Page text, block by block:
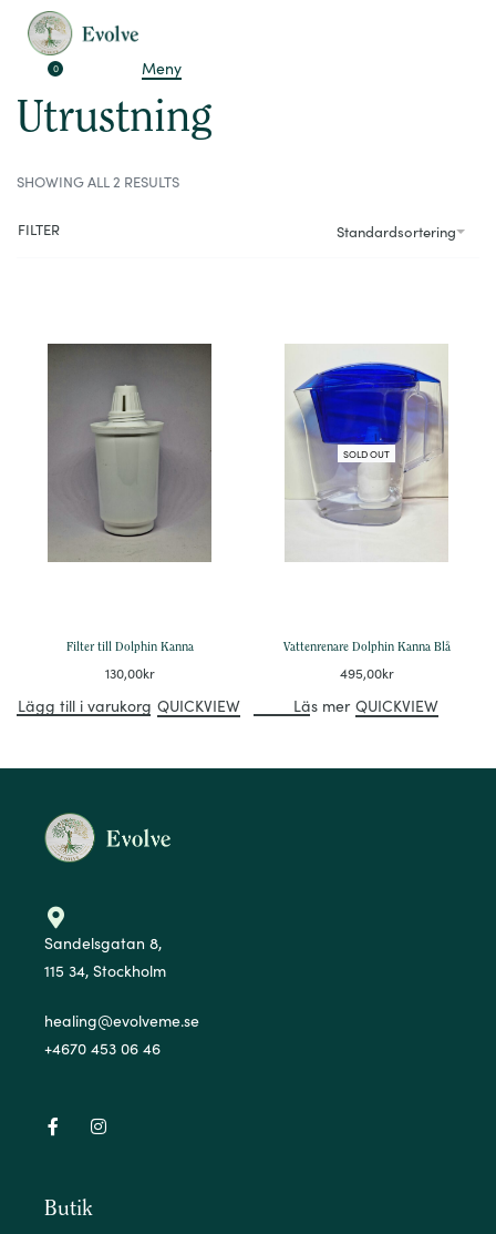
0 Meny
›Utrustning
Utrustning
SHOWING ALL 2 RESULTS
Standardsortering
FILTER
Filter till Dolphin Kanna
130,00kr
Lägg till i varukorg QUICKVIEW
SOLD OUT
Vattenrenare Dolphin Kanna Blå
495,00kr
Läs mer QUICKVIEW
Sandelsgatan 8,
115 34, Stockholm
healing@evolveme.se
+4670 453 06 46
Butik